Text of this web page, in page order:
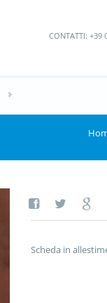
CONTATTI: +39
Scheda in